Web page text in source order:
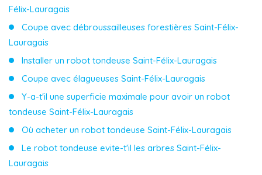
Félix-Lauragais
Coupe avec débroussailleuses forestières Saint-Félix-
Lauragais
Installer un robot tondeuse Saint-Félix-Lauragais
Coupe avec élagueuses Saint-Félix-Lauragais
Y-a-t'il une superficie maximale pour avoir un robot
tondeuse Saint-Félix-Lauragais
Où acheter un robot tondeuse Saint-Félix-Lauragais
Le robot tondeuse evite-t'il les arbres Saint-Félix-
Lauragais